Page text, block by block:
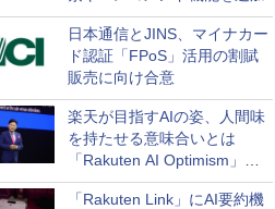
日本通信とJINS、マイナカー
ド認証「FPoS」活用の割賦
販売に向け合意
楽天が目指すAIの姿、人間味
を持たせる意味合いとは
「Rakuten AI Optimism」三
木谷氏の基調講演
「Rakuten Link」にAI要約機